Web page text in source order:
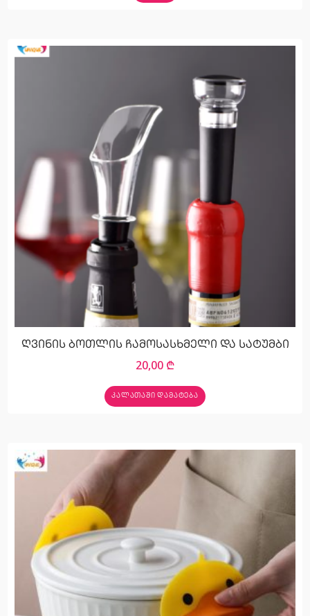
ღვინის ბოთლის ჩამოსასხმელი და სატუმბი
20,00 ₾
ᲙᲐᲚᲐᲗᲐᲨᲘ ᲓᲐᲛᲐᲢᲔᲑᲐ